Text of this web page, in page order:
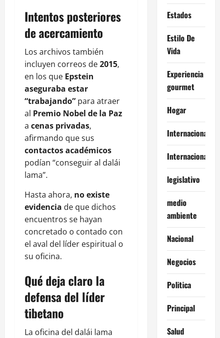
Intentos posteriores
de acercamiento
Los archivos también
incluyen correos de2015,
en los que Epstein
aseguraba estar
“trabajando” para atraer
al Premio Nobel de la Paz
a cenas privadas,
afirmando que sus
contactos académicos
podían “conseguir al dalái
lama”.
Hasta ahora, no existe
evidencia de que dichos
encuentros se hayan
concretado o contado con
el aval del líder espiritual o
su oficina.
Qué deja claro la
defensa del líder
tibetano
La oficina del dalái lama
Estados
Estilo De
Vida
Experiencia
gourmet
Hogar
Internacional
Internacionales
legislativo
medio
ambiente
Nacional
Negocios
Politica
Principal
Salud